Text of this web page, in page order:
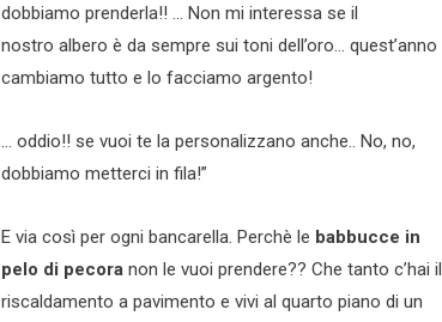
dobbiamo prenderla!! … Non mi interessa se il
nostro albero è da sempre sui toni dell’oro… quest’anno
cambiamo tutto e lo facciamo argento!
… oddio!! se vuoi te la personalizzano anche.. No, no,
dobbiamo metterci in fila!”
E via così per ogni bancarella. Perchè le babbucce in
pelo di pecora non le vuoi prendere?? Che tanto c’hai il
riscaldamento a pavimento e vivi al quarto piano di un